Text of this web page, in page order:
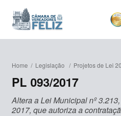
Home / Legislação / Projetos de Lei
PL 093/2017
Altera a Lei Municipal nº
2017, que autoriza a